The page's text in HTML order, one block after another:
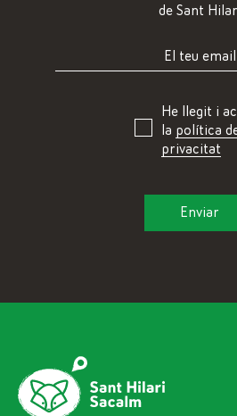
de Sant
He llegit i
la política
privacitat